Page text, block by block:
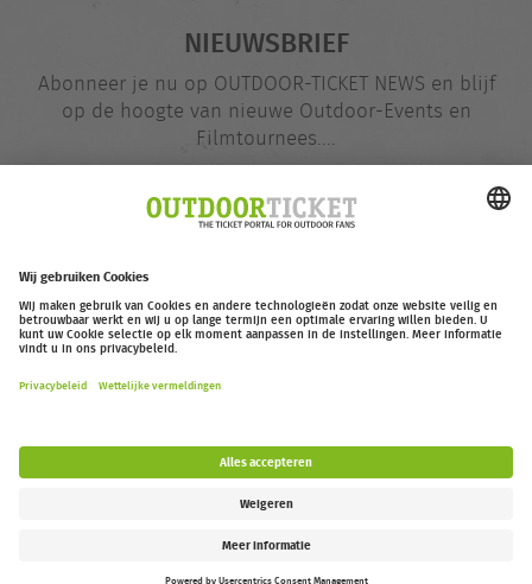
NIEUWSBRIEF
Abonneer je nu op OUTDOOR-TICKET NEWS en blijf
op de hoogte van nieuwe Outdoor-Events en
Filmtournees....
mailadres
outdoor-ticket.net– Een project van
Toegankelijkheidsverklaring
Follow us: